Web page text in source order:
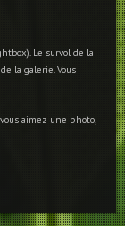
Le survol de la
la galerie. Vous
aimez une photo,